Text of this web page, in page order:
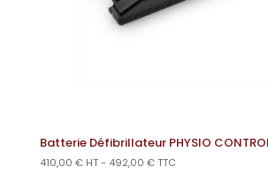
Batterie Défibrillateur PHYSIO CONTROL
410,00 € HT - 492,00 €TTC